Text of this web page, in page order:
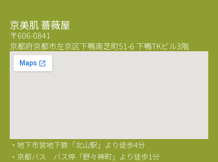
京美肌 薔薇屋
〒606-0841
京都府京都市左京区下鴨南芝町51-6 下鴨TKビル3階
・地下市営地下鉄「北山駅」より徒歩4分
・京都バス バス停「野々神町」より徒歩1分